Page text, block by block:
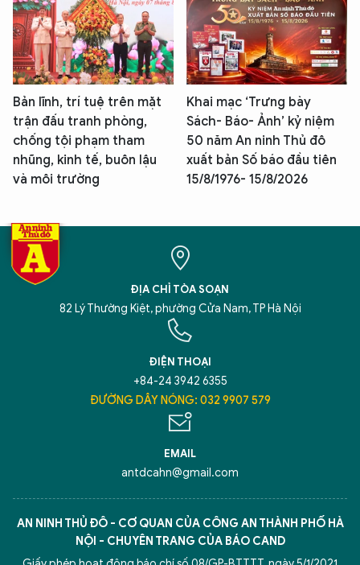
Bản lĩnh, trí tuệ trên mặt
trận đấu tranh phòng,
chống tội phạm tham
nhũng, kinh tế, buôn lậu
và môi trường
Khai mạc ‘Trưng bày
Sách- Báo- Ảnh’ kỷ niệm
50 năm An ninh Thủ đô
xuất bản Số báo đầu tiên
15/8/1976- 15/8/2026
ĐỊA CHỈ TÒA SOẠN
82 Lý Thường Kiệt, phường Cửa Nam, TP Hà Nội
ĐIỆN THOẠI
+84-24 3942 6355
ĐƯỜNG DÂY NÓNG: 032 9907 579
EMAIL
antdcahn@gmail.com
AN NINH THỦ ĐÔ - CƠ QUAN CỦA CÔNG AN THÀNH PHỐ HÀ
NỘI - CHUYÊN TRANG CỦA BÁO CAND